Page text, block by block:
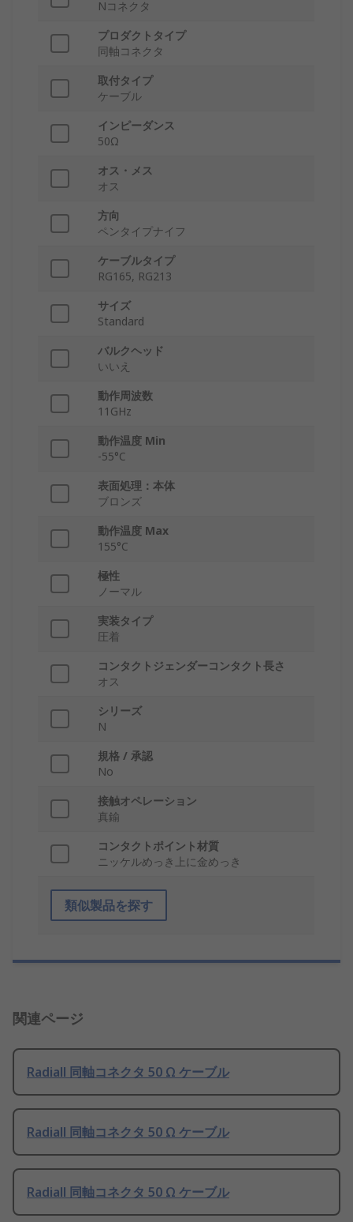
Nコネクタ
プロダクトタイプ
同軸コネクタ
取付タイプ
ケーブル
インピーダンス
50Ω
オス・メス
オス
方向
ペンタイプナイフ
ケーブルタイプ
RG165, RG213
サイズ
Standard
バルクヘッド
いいえ
動作周波数
11GHz
動作温度 Min
-55°C
表面処理：本体
ブロンズ
動作温度 Max
155°C
極性
ノーマル
実装タイプ
圧着
コンタクトジェンダーコンタクト長さ
オス
シリーズ
N
規格 / 承認
No
接触オペレーション
真鍮
コンタクトポイント材質
ニッケルめっき上に金めっき
類似製品を探す
関連ページ
Radiall 同軸コネクタ 50 Ω ケーブル
Radiall 同軸コネクタ 50 Ω ケーブル
Radiall 同軸コネクタ 50 Ω ケーブル